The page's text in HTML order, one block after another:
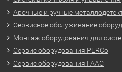
Арочные и ручные
Сервисное обслуживание
Монтаж оборудования для
Сервис оборудования PERCo
Сервис оборудования FAAC